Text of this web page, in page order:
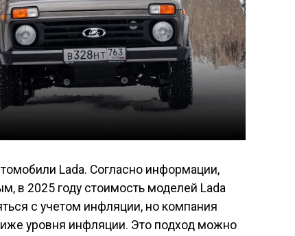
Lada. Согласно информации,
в 2025 году стоимость моделей Lada
с учетом инфляции, но компания
уровня инфляции. Это подход можно